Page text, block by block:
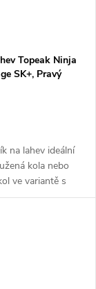
Topeak Ninja
SK+, Pravý
na lahev ideální
kola nebo
ve variantě s
pravou ruku....